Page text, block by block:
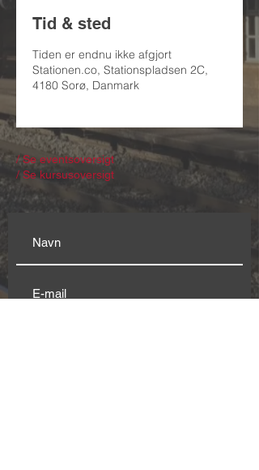
Tid & sted
Tiden er endnu ikke afgjort
Stationen.co, Stationspladsen 2C,
4180 Sorø, Danmark
/ Se eventsoversigt
/ Se kursusoversigt